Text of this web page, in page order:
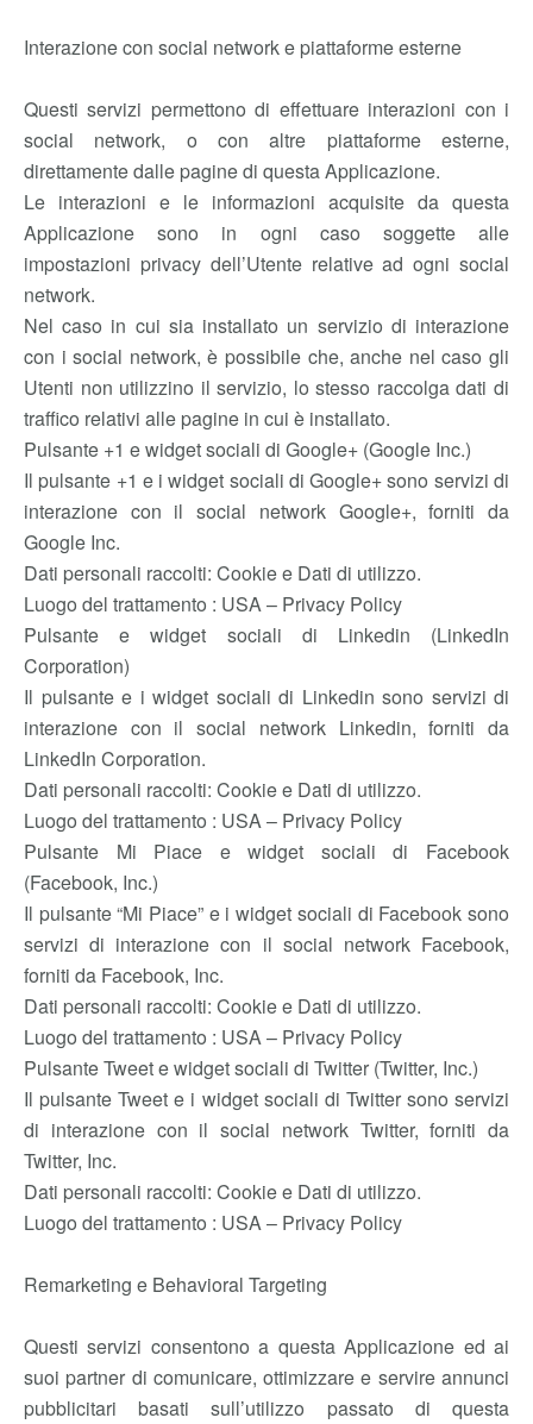
Interazione con social network e piattaforme esterne
Questi servizi permettono di effettuare interazioni con i
social network, o con altre piattaforme esterne,
direttamente dalle pagine di questa Applicazione.
Le interazioni e le informazioni acquisite da questa
Applicazione sono in ogni caso soggette alle
impostazioni privacy dell’Utente relative ad ogni social
network.
Nel caso in cui sia installato un servizio di interazione
con i social network, è possibile che, anche nel caso gli
Utenti non utilizzino il servizio, lo stesso raccolga dati di
traffico relativi alle pagine in cui è installato.
Pulsante +1 e widget sociali di Google+ (Google Inc.)
Il pulsante +1 e i widget sociali di Google+ sono servizi di
interazione con il social network Google+, forniti da
Google Inc.
Dati personali raccolti: Cookie e Dati di utilizzo.
Luogo del trattamento : USA – Privacy Policy
Pulsante e widget sociali di Linkedin (LinkedIn
Corporation)
Il pulsante e i widget sociali di Linkedin sono servizi di
interazione con il social network Linkedin, forniti da
LinkedIn Corporation.
Dati personali raccolti: Cookie e Dati di utilizzo.
Luogo del trattamento : USA – Privacy Policy
Pulsante Mi Piace e widget sociali di Facebook
(Facebook, Inc.)
Il pulsante “Mi Piace” e i widget sociali di Facebook sono
servizi di interazione con il social network Facebook,
forniti da Facebook, Inc.
Dati personali raccolti: Cookie e Dati di utilizzo.
Luogo del trattamento : USA – Privacy Policy
Pulsante Tweet e widget sociali di Twitter (Twitter, Inc.)
Il pulsante Tweet e i widget sociali di Twitter sono servizi
di interazione con il social network Twitter, forniti da
Twitter, Inc.
Dati personali raccolti: Cookie e Dati di utilizzo.
Luogo del trattamento : USA – Privacy Policy
Remarketing e Behavioral Targeting
Questi servizi consentono a questa Applicazione ed ai
suoi partner di comunicare, ottimizzare e servire annunci
pubblicitari basati sull’utilizzo passato di questa